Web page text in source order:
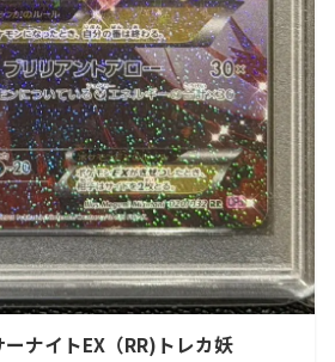
ナイトEX（RR)トレカ妖